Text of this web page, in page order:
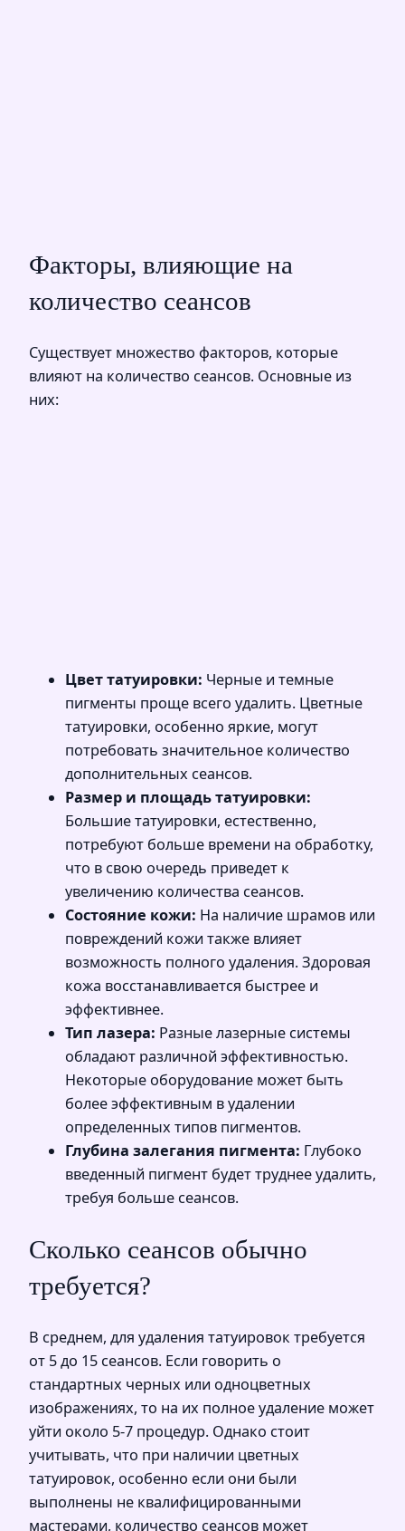
Факторы, влияющие на
количество сеансов
Существует множество факторов, которые
влияют на количество сеансов. Основные из
них:
Цвет татуировки: Черные и темные
пигменты проще всего удалить. Цветные
татуировки, особенно яркие, могут
потребовать значительное количество
дополнительных сеансов.
Размер и площадь татуировки:
Большие татуировки, естественно,
потребуют больше времени на обработку,
что в свою очередь приведет к
увеличению количества сеансов.
Состояние кожи: На наличие шрамов или
повреждений кожи также влияет
возможность полного удаления. Здоровая
кожа восстанавливается быстрее и
эффективнее.
Тип лазера: Разные лазерные системы
обладают различной эффективностью.
Некоторые оборудование может быть
более эффективным в удалении
определенных типов пигментов.
Глубина залегания пигмента: Глубоко
введенный пигмент будет труднее удалить,
требуя больше сеансов.
Сколько сеансов обычно
требуется?
В среднем, для удаления татуировок требуется
от 5 до 15 сеансов. Если говорить о
стандартных черных или одноцветных
изображениях, то на их полное удаление может
уйти около 5-7 процедур. Однако стоит
учитывать, что при наличии цветных
татуировок, особенно если они были
выполнены не квалифицированными
мастерами, количество сеансов может